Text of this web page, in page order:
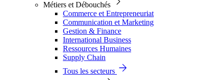
Métiers et Débouchés
Commerce et Entrepreneuriat
Communication et Marketing
Gestion & Finance
International Business
Ressources Humaines
Supply Chain
Tous les secteurs